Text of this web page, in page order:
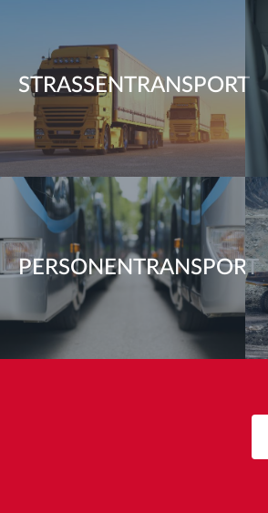
STRASSENTRANSPORT
PERSONENTRANSPORT